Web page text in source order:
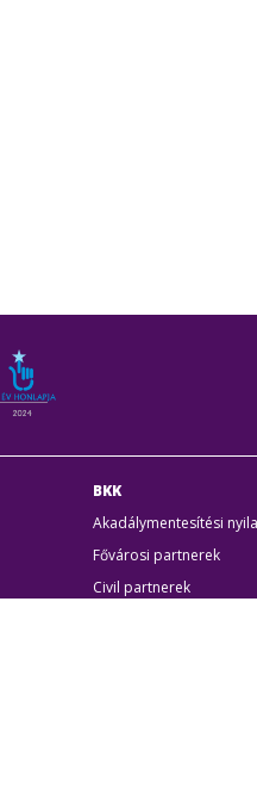
BKK
Akadálymentesítési
Fővárosi partnerek
Civil partnerek